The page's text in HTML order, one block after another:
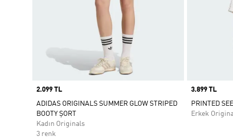
Price
2.099 TL
ADIDAS ORIGINALS SUMMER GLOW STRIPED
BOOTY ŞORT
Kadın Originals
3 renk
Price
3.899 TL
PRINTED
Erkek